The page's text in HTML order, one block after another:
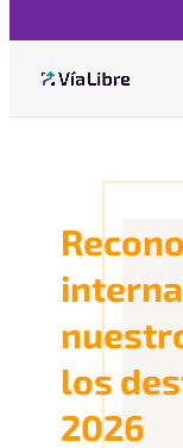
los
2026